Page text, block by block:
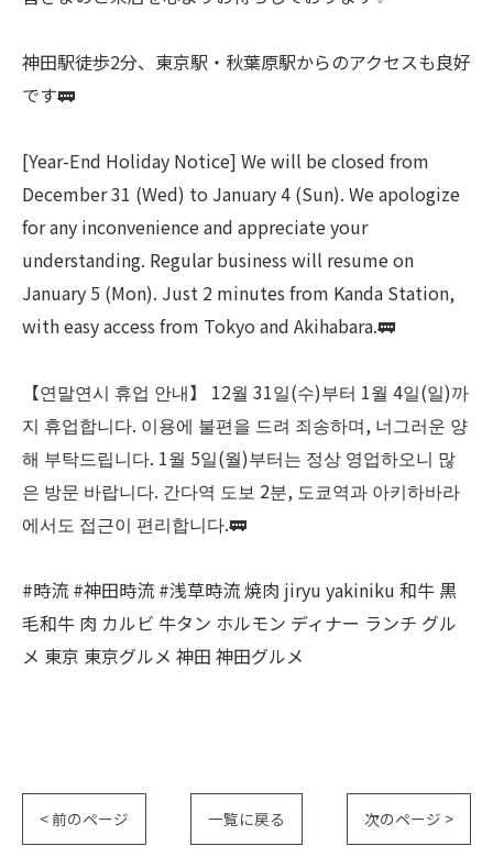
神田駅徒歩2分、東京駅・秋葉原駅からのアクセスも良好
です🚃
[Year-End Holiday Notice] We will be closed from
December 31 (Wed) to January 4 (Sun). We apologize
for any inconvenience and appreciate your
understanding. Regular business will resume on
January 5 (Mon). Just 2 minutes from Kanda Station,
with easy access from Tokyo and Akihabara.🚃
【연말연시 휴업 안내】 12월 31일(수)부터 1월 4일(일)까
지 휴업합니다. 이용에 불편을 드려 죄송하며, 너그러운 양
해 부탁드립니다. 1월 5일(월)부터는 정상 영업하오니 많
은 방문 바랍니다. 간다역 도보 2분, 도쿄역과 아키하바라
에서도 접근이 편리합니다.🚃
#時流 #神田時流 #浅草時流 焼肉 jiryu yakiniku 和牛 黒
毛和牛 肉 カルビ 牛タン ホルモン ディナー ランチ グル
メ 東京 東京グルメ 神田 神田グルメ
< 前のページ 一覧に戻る 次のページ >